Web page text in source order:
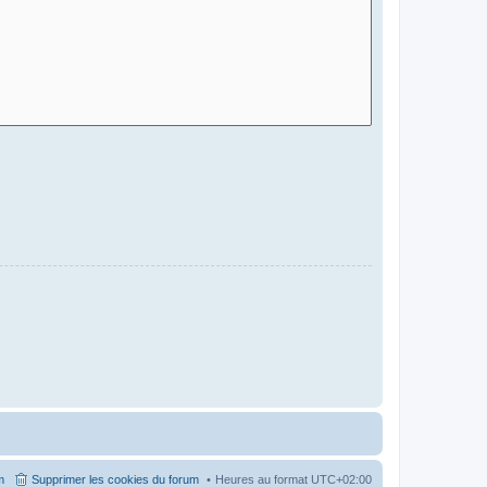
Heures au format UTC+02:00
Supprimer les cookies du forum